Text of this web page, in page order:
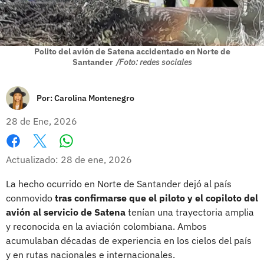
Polito del avión de Satena accidentado en Norte de
Santander /Foto: redes sociales
Por:Carolina Montenegro
28 de Ene, 2026
Facebook
X
Actualizado: 28 de ene, 2026
La hecho ocurrido en Norte de Santander dejó al país
conmovido tras confirmarse que el piloto y el copiloto del
avión al servicio de Satena tenían una trayectoria amplia
y reconocida en la aviación colombiana. Ambos
acumulaban décadas de experiencia en los cielos del país
y en rutas nacionales e internacionales.